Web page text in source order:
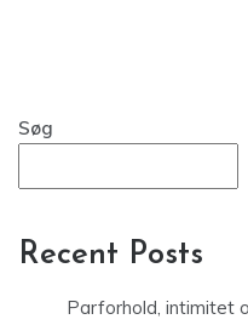
Søg
Recent Posts
Parforhold, intimitet